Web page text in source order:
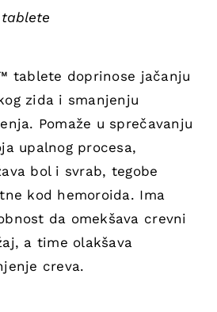
tablete doprinose jačanju
zida i smanjenju
Pomaže u sprečavanju
upalnog procesa,
bol i svrab, tegobe
kod hemoroida. Ima
da omekšava crevni
a time olakšava
creva.